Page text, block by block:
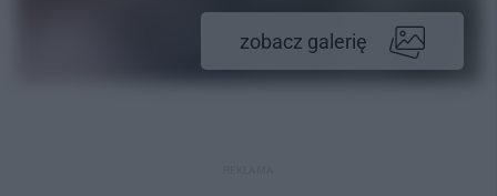
zobacz galerię